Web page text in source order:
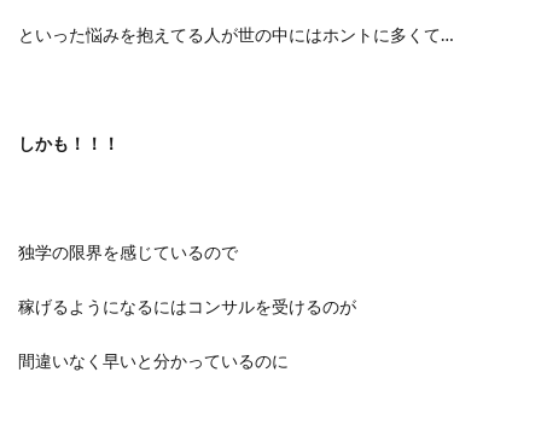
といった悩みを抱えてる人が世の中にはホントに多くて…
しかも！！！
独学の限界を感じているので
稼げるようになるにはコンサルを受けるのが
間違いなく早いと分かっているのに